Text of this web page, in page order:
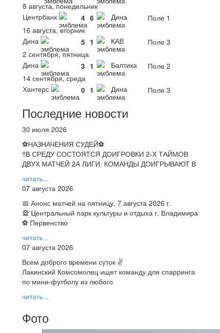
8 августа, понедельник
Центрбанк
4 6 Дина
Поле 1
16 августа, вторник
Дина
5 1 КАВ
Поле 3
2 сентября, пятница
Дина
3 1 Балтика
Поле 2
14 сентября, среда
Хантерс
0 1 Дина Поле 3
Последние новости
30 июля 2026
⚽НАЗНАЧЕНИЯ СУДЕЙ⚽
‼В СРЕДУ СОСТОЯТСЯ ДОИГРОВКИ 2-Х ТАЙМОВ
ДВУХ МАТЧЕЙ 2А ЛИГИ. КОМАНДЫ ДОИГРЫВАЮТ В
читать...
07 августа 2026
📅 Анонс матчей на пятницу, 7 августа 2026 г.
🎡 Центральный парк культуры и отдыха г. Владимира
⚽ Первенство
читать...
07 августа 2026
Всем доброго времени суток ✌
Лакинский Комсомолец ищет команду для спарринга
по мини-футболу из любого
читать...
Фото